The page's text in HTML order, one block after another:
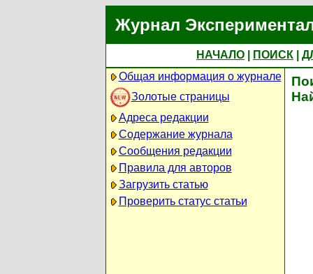
Журнал
НАЧАЛО ПОИСК
Общая информация о журнале
Золотые страницы
Адреса редакции
Содержание журнала
Сообщения редакции
Правила для авторов
Загрузить статью
Проверить статус статьи